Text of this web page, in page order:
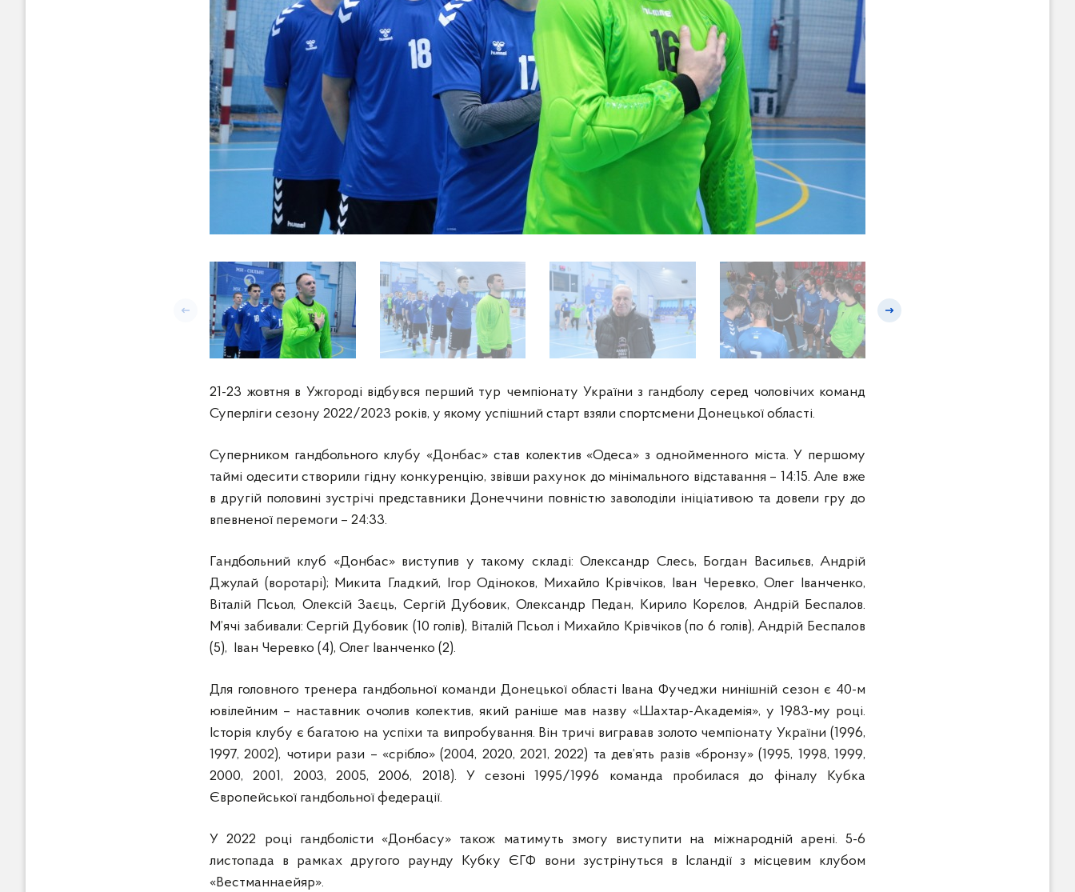
Попередній слайд Наступний слайд
21-23 жовтня в Ужгороді відбувся перший тур чемпіонату України з гандболу серед чоловічих команд
Суперліги сезону 2022/2023 років, у якому успішний старт взяли спортсмени Донецької області.
Суперником гандбольного клубу «Донбас» став колектив «Одеса» з однойменного міста. У першому
таймі одесити створили гідну конкуренцію, звівши рахунок до мінімального відставання – 14:15. Але вже
в другій половині зустрічі представники Донеччини повністю заволоділи ініціативою та довели гру до
впевненої перемоги – 24:33.
Гандбольний клуб «Донбас» виступив у такому складі: Олександр Слесь, Богдан Васильєв, Андрій
Джулай (воротарі); Микита Гладкий, Ігор Одіноков, Михайло Крівчіков, Іван Черевко, Олег Іванченко,
Віталій Псьол, Олексій Заєць, Сергій Дубовик, Олександр Педан, Кирило Корєлов, Андрій Беспалов.
М’ячі забивали: Сергій Дубовик (10 голів), Віталій Псьол і Михайло Крівчіков (по 6 голів), Андрій Беспалов
(5), Іван Черевко (4), Олег Іванченко (2).
Для головного тренера гандбольної команди Донецької області Івана Фучеджи нинішній сезон є 40-м
ювілейним – наставник очолив колектив, який раніше мав назву «Шахтар-Академія», у 1983-му році.
Історія клубу є багатою на успіхи та випробування. Він тричі вигравав золото чемпіонату України (1996,
1997, 2002), чотири рази – «срібло» (2004, 2020, 2021, 2022) та дев’ять разів «бронзу» (1995, 1998, 1999,
2000, 2001, 2003, 2005, 2006, 2018). У сезоні 1995/1996 команда пробилася до фіналу Кубка
Європейської гандбольної федерації.
У 2022 році гандболісти «Донбасу» також матимуть змогу виступити на міжнародній арені. 5-6
листопада в рамках другого раунду Кубку ЄГФ вони зустрінуться в Ісландії з місцевим клубом
«Вестманнаейяр».